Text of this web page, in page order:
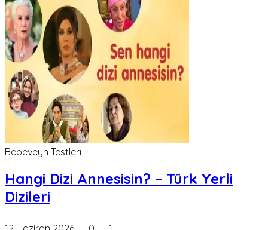
Bebeveyn Testleri
Hangi Dizi Annesisin? – Türk Yerli
Dizileri